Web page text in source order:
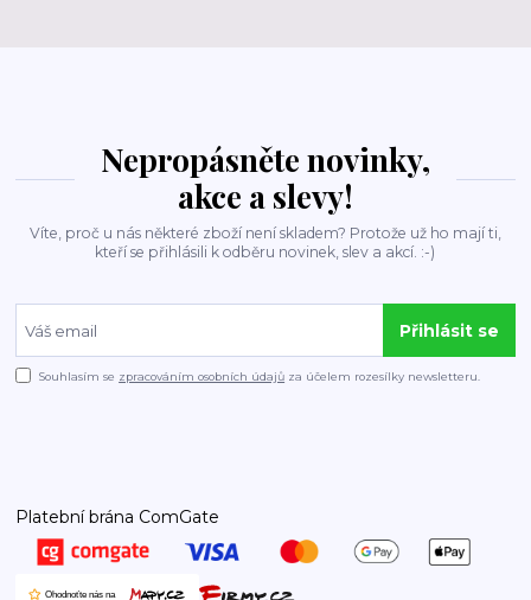
Nepropásněte novinky,
akce a slevy!
Víte, proč u nás některé zboží není skladem? Protože už ho mají ti,
kteří se přihlásili k odběru novinek, slev a akcí. :-)
Přihlásit se
Souhlasím se zpracováním osobních údajů za účelem rozesílky newsletteru.
Platební brána ComGate